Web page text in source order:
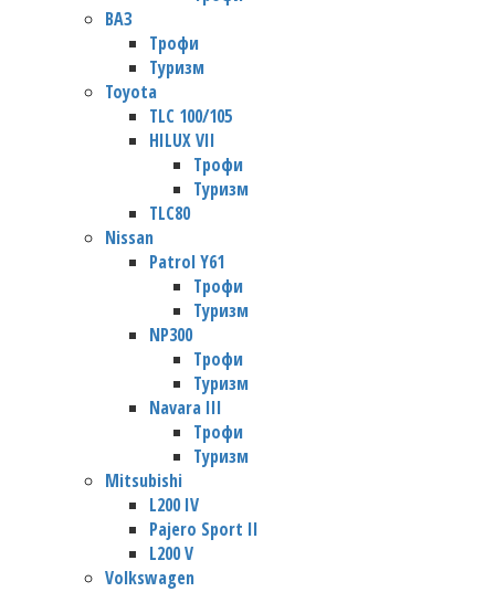
ВАЗ
Трофи
Туризм
Toyota
TLC 100/105
HILUX VII
Трофи
Туризм
TLC80
Nissan
Patrol Y61
Трофи
Туризм
NP300
Трофи
Туризм
Navara III
Трофи
Туризм
Mitsubishi
L200 IV
Pajero Sport II
L200 V
Volkswagen